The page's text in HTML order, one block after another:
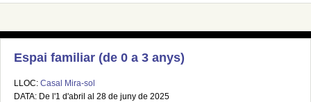
Espai familiar (de 0 a 3 anys)
LLOC: Casal Mira-sol
DATA: De l'1 d'abril al 28 de juny de 2025